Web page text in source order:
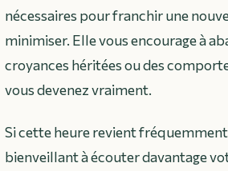
nécessaires pour franchir une
minimiser. Elle vous encourage à
croyances héritées ou des
vous devenez vraiment.
Si cette heure revient
bienveillant à écouter davantage